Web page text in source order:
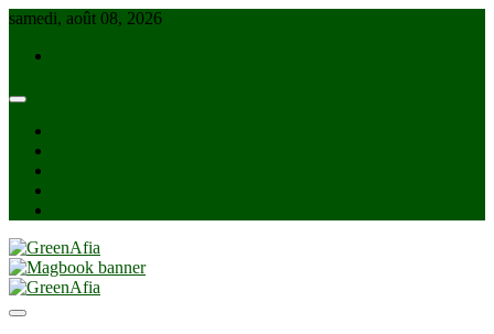
Skip
content
samedi, août 08, 2026
GreenAfia